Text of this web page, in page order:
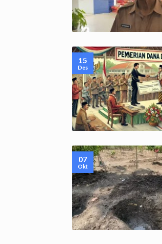
15
Des
07
Okt